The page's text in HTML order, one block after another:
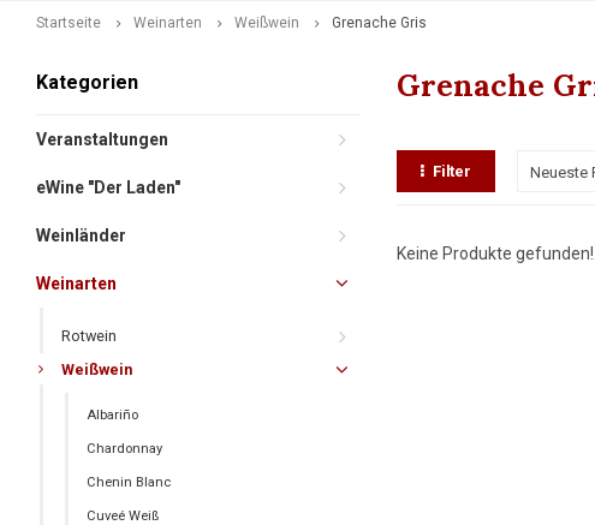
Startseite Weinarten Weißwein Grenache Gris
Kategorien
Veranstaltungen
eWine "Der Laden"
Weinländer
Weinarten
Rotwein
Weißwein
Albariño
Chardonnay
Chenin Blanc
Cuveé Weiß
Grenache
Filter Neueste
Keine Produkte gefunden!...